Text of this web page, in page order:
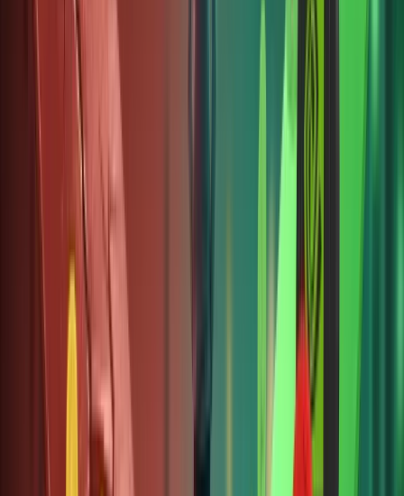
đảm bảo
tài sản
hợp
pháp và